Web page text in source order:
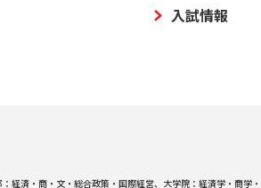
入試情報
経済・商・文・総合政策・国際経営、大学院：経済学・商学・